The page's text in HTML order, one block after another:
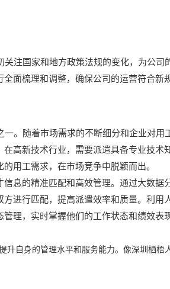
注国家和地方政策法规的变化，为公司
面梳理和调整，确保公司的运营符合新
。随着市场需求的不断细分和企业对用
高新技术行业，需要派遣具备专业技术
用工需求，在市场竞争中脱颖而出。
息的精准匹配和高效管理。通过大数据
进行匹配，提高派遣效率和质量。利用
理，实时掌握他们的工作状态和绩效表
自身的管理水平和服务能力。像深圳栖梧